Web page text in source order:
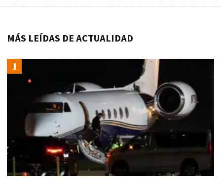
MÁS LEÍDAS DE ACTUALIDAD